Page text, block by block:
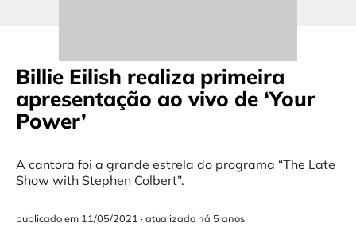
Billie Eilish realiza primeira
apresentação ao vivo de ‘Your
Power’
A cantora foi a grande estrela do programa “The Late
Show with Stephen Colbert”.
publicado em 11/05/2021 ·atualizado há 5 anos